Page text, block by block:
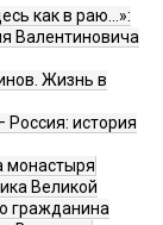
как в раю…»:
Валентиновича
Жизнь в
Россия: история
монастыря
Великой
гражданина